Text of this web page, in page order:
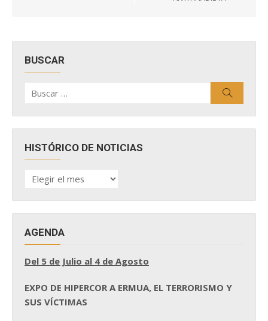
BUSCAR
por:
HISTÓRICO DE NOTICIAS
HISTÓRICO
DE
AGENDA
Del 5 de Julio al 4 de Agosto
EXPO DE HIPERCOR A ERMUA, EL TERRORISMO Y
SUS VÍCTIMAS